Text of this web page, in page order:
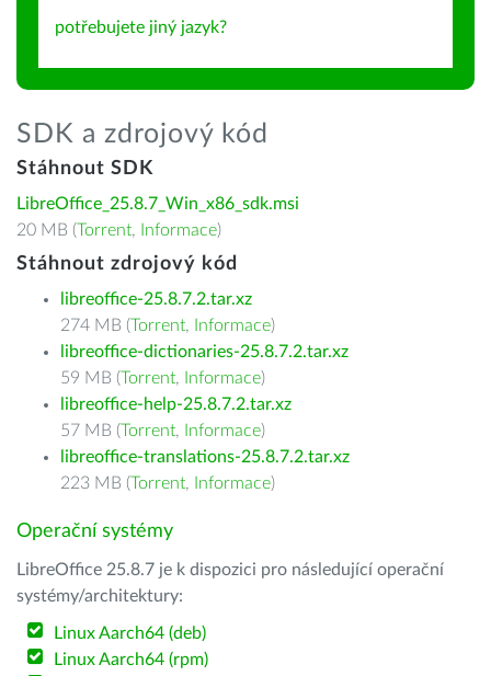
potřebujete jiný jazyk?
SDK a zdrojový kód
Stáhnout SDK
LibreOffice_25.8.7_Win_x86_sdk.msi
20 MB (Torrent, Informace)
Stáhnout zdrojový kód
libreoffice-25.8.7.2.tar.xz
274 MB (Torrent, Informace)
libreoffice-dictionaries-25.8.7.2.tar.xz
59 MB (Torrent, Informace)
libreoffice-help-25.8.7.2.tar.xz
57 MB (Torrent, Informace)
libreoffice-translations-25.8.7.2.tar.xz
223 MB (Torrent, Informace)
Operační systémy
LibreOffice 25.8.7 je k dispozici pro následující operační
systémy/architektury:
Linux Aarch64 (deb)
Linux Aarch64 (rpm)